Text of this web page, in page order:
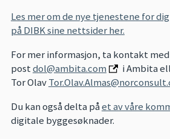
Les mer om de nye tjenestene for
på DIBK sine nettsider her.
For mer informasjon, ta kontakt
postdol@ambita.com
i Ambita
Tor Olav
Du kan også delta pået av våre
digitale byggesøknader.